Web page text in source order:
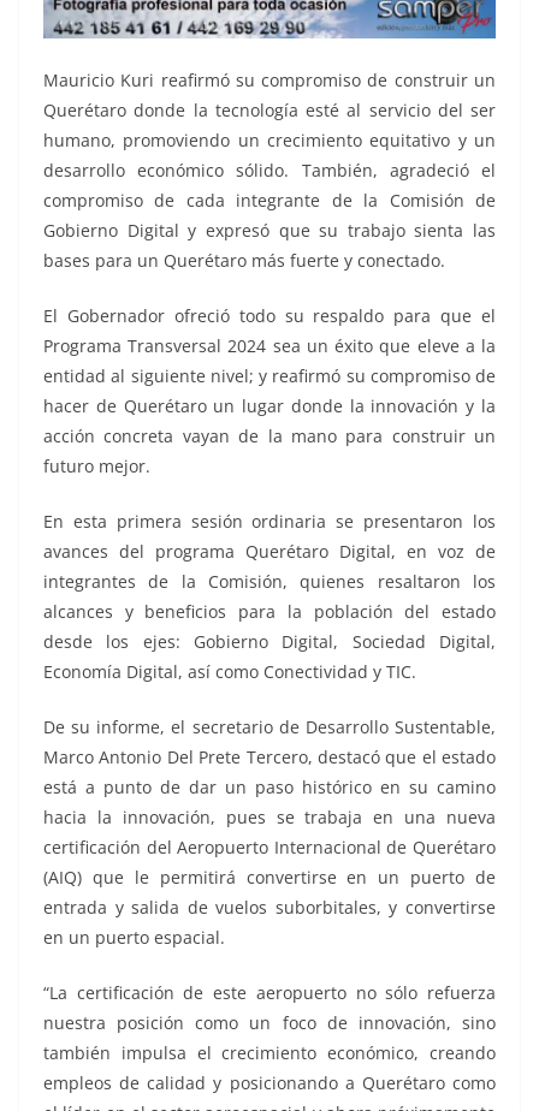
Mauricio Kuri reafirmó su compromiso de construir un
Querétaro donde la tecnología esté al servicio del ser
humano, promoviendo un crecimiento equitativo y un
desarrollo económico sólido. También, agradeció el
compromiso de cada integrante de la Comisión de
Gobierno Digital y expresó que su trabajo sienta las
bases para un Querétaro más fuerte y conectado.
El Gobernador ofreció todo su respaldo para que el
Programa Transversal 2024 sea un éxito que eleve a la
entidad al siguiente nivel; y reafirmó su compromiso de
hacer de Querétaro un lugar donde la innovación y la
acción concreta vayan de la mano para construir un
futuro mejor.
En esta primera sesión ordinaria se presentaron los
avances del programa Querétaro Digital, en voz de
integrantes de la Comisión, quienes resaltaron los
alcances y beneficios para la población del estado
desde los ejes: Gobierno Digital, Sociedad Digital,
Economía Digital, así como Conectividad y TIC.
De su informe, el secretario de Desarrollo Sustentable,
Marco Antonio Del Prete Tercero, destacó que el estado
está a punto de dar un paso histórico en su camino
hacia la innovación, pues se trabaja en una nueva
certificación del Aeropuerto Internacional de Querétaro
(AIQ) que le permitirá convertirse en un puerto de
entrada y salida de vuelos suborbitales, y convertirse
en un puerto espacial.
“La certificación de este aeropuerto no sólo refuerza
nuestra posición como un foco de innovación, sino
también impulsa el crecimiento económico, creando
empleos de calidad y posicionando a Querétaro como